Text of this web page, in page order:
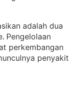
adalah dua
. Pengelolaan
perkembangan
penyakit